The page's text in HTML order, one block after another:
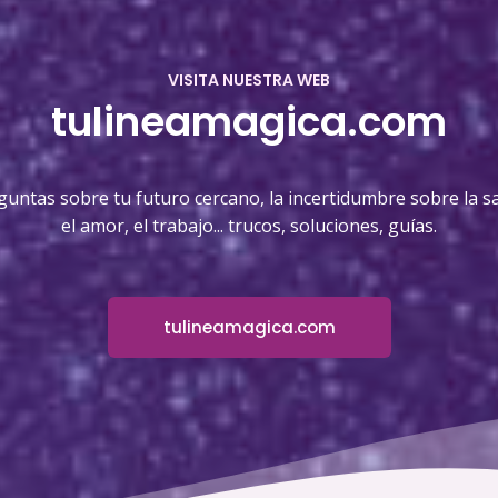
VISITA NUESTRA WEB
tulineamagica.com
sobre tu futuro cercano, la incertidumbre sobre la
el amor, el trabajo... trucos, soluciones, guías.
tulineamagica.com